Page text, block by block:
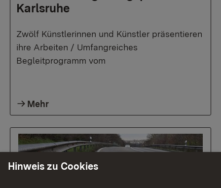
Karlsruhe
Zwölf Künstlerinnen und Künstler präsentieren
ihre Arbeiten / Umfangreiches
Begleitprogramm vom
Mehr